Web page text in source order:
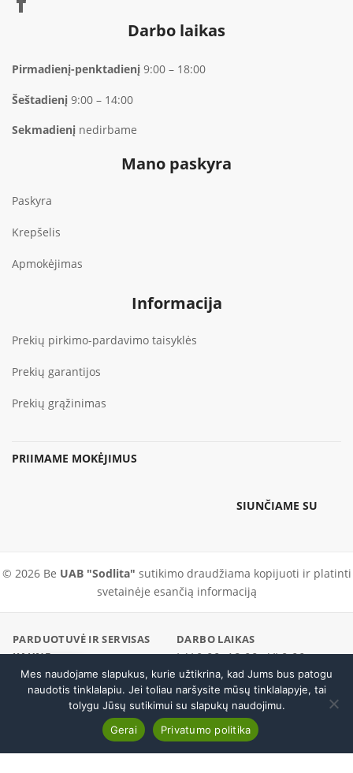
Darbo laikas
Pirmadienį-penktadienį 9:00 – 18:00
Šeštadienį 9:00 – 14:00
Sekmadienį nedirbame
Mano paskyra
Paskyra
Krepšelis
Apmokėjimas
Informacija
Prekių pirkimo-pardavimo taisyklės
Prekių garantijos
Prekių grąžinimas
PRIIMAME MOKĖJIMUS
SIUNČIAME SU
© 2026 Be UAB "Sodlita" sutikimo draudžiama kopijuoti ir platinti
svetainėje esančią informaciją
PARDUOTUVĖ IR SERVISAS
KAUNE
Pramonės pr. 23, Kaunas
DARBO LAIKAS
I–V 9:00–18:00 · VI 9:00–
14:00
PARDUOTUVĖ / SERVISAS
+370 37 456296
EL. PARDUOTUVĖ
+370 600 19186
Skambinti
Atsisakyti sutarties
Benzininė savaeigė vejapjovė STIHL RM 655 V
Mes naudojame slapukus, kurie užtikrina, kad Jums bus patogu
naudotis tinklalapiu. Jei toliau naršysite mūsų tinklalapyje, tai
tolygu Jūsų sutikimui su slapukų naudojimu.
Gerai
Privatumo politika